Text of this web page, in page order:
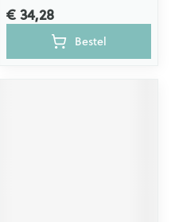
€ 34,28
Bestel